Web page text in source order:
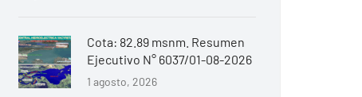
Cota: 82.89 msnm. Resumen
Ejecutivo N° 6037/01-08-2026
1 agosto, 2026